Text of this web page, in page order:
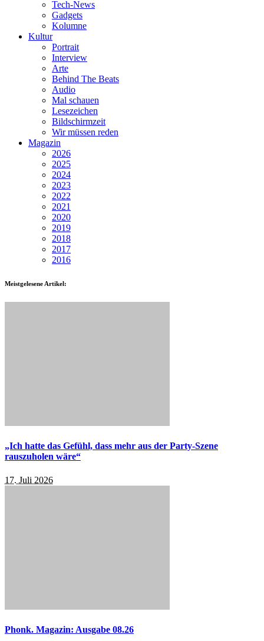
Tech-News
Gadgets
Kolumne
Kultur
Portrait
Interview
Arte
Behind The Beats
Audio
Mal schauen
Lesezeichen
Bildschirmzeit
Wir müssen reden
Magazin
2026
2025
2024
2023
2022
2021
2020
2019
2018
2017
2016
Meistgelesene Artikel:
„Ich hatte das Gefühl, dass mehr aus der Party-Szene
rauszuholen wäre“
17. Juli 2026
Phonk. Magazin: Ausgabe 08.26